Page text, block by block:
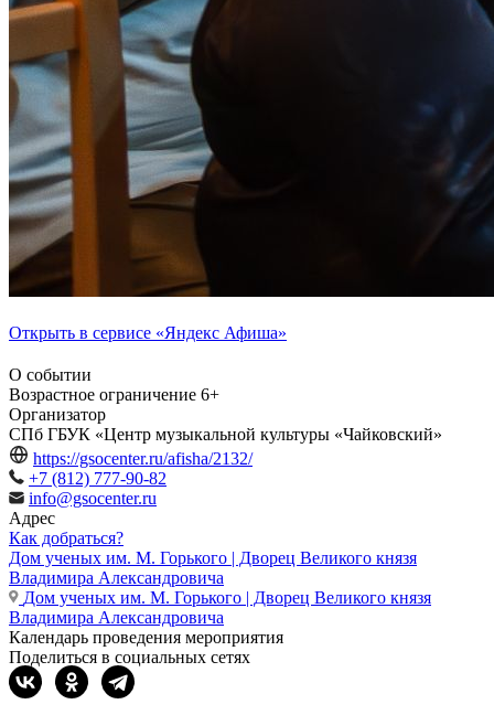
Открыть в сервисе «Яндекс Афиша»
О событии
Возрастное ограничение 6+
Организатор
СПб ГБУК «Центр музыкальной культуры «Чайковский»
https://gsocenter.ru/afisha/2132/
+7 (812) 777-90-82
info@gsocenter.ru
Адрес
Как добраться?
Дом ученых им. М. Горького | Дворец Великого князя
Владимира Александровича
Дом ученых им. М. Горького | Дворец Великого князя
Владимира Александровича
Календарь проведения мероприятия
Поделиться в социальных сетях